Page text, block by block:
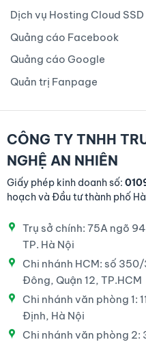
Dịch vụ Hosting Cloud SSD
Quảng cáo Facebook
Quảng cáo Google
Quản trị Fanpage
CÔNG TY TNHH
NGHỆ AN NHIÊN
Giấy phép kinh doanh số:
hoạch và Đầu tư thành phố
Trụ sở chính: 75A ngõ
TP. Hà Nội
Chi nhánh HCM: số
Đông, Quận 12, TP.HCM
Chi nhánh văn phòng 1:
Định, Hà Nội
Chi nhánh văn phòng